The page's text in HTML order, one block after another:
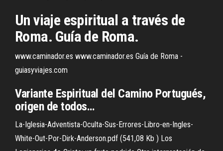
Un viaje espiritual a través de
Roma. Guía de Roma.
www.caminador.es www.caminador.es Guía de Roma -
guiasyviajes.com
Variante Espiritual del Camino Portugués,
origen de todos…
La-Iglesia-Adventista-Oculta-Sus-Errores-Libro-en-Ingles-
White-Out-Por-Dirk-Anderson.pdf (541,08 Kb ) Los